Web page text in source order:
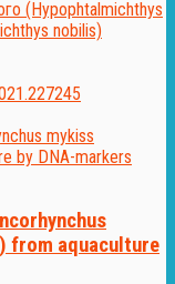
from aquaculture